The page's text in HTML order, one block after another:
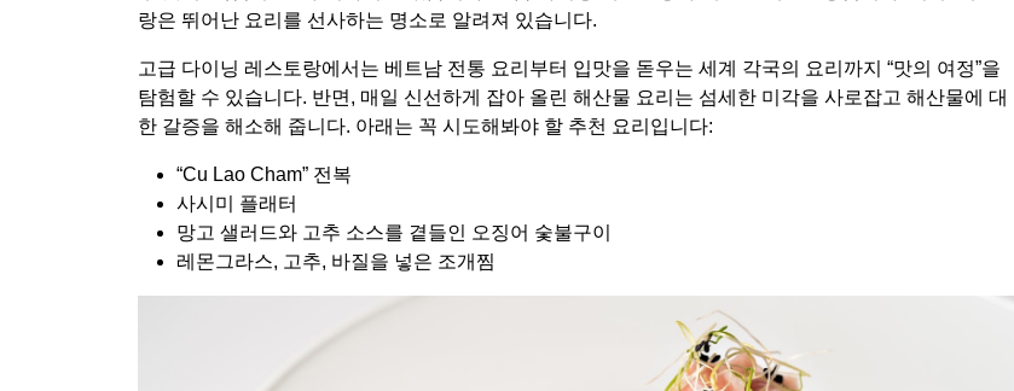
랑은 뛰어난 요리를 선사하는 명소로 알려져 있습니다.
고급 다이닝 레스토랑에서는 베트남 전통 요리부터 입맛을 돋우는 세계 각국의 요리까지 “맛의 여정”을
탐험할 수 있습니다. 반면, 매일 신선하게 잡아 올린 해산물 요리는 섬세한 미각을 사로잡고 해산물에 대
한 갈증을 해소해 줍니다. 아래는 꼭 시도해봐야 할 추천 요리입니다:
“Cu Lao Cham” 전복
사시미 플래터
망고 샐러드와 고추 소스를 곁들인 오징어 숯불구이
레몬그라스, 고추, 바질을 넣은 조개찜